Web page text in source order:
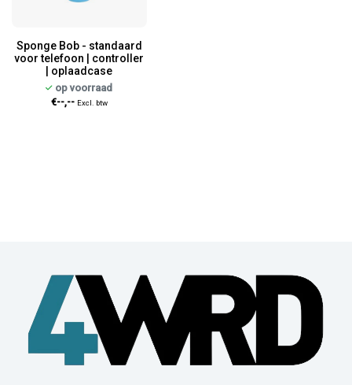
Sponge Bob - standaard
voor telefoon | controller
| oplaadcase
op voorraad
€--,-- Excl. btw